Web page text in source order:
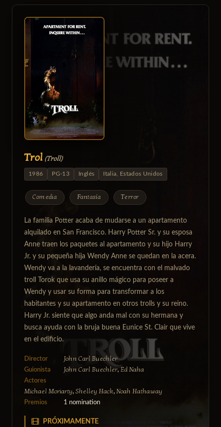
Trol (Troll)
1986 PG-13 Inglés Italia, Estados Unidos
Comedia Fantasía Terror
La familia Potter acaba de mudarse a un apartamento
alquilado en San Francisco. Harry Potter Sr. y su esposa
Anne traen los paquetes al apartamento y su hijo Harry
Jr. y su pequeña hija Wendy Anne se quedan en la acera.
Wendy va a la lavandería, se encuentra con el malvado
troll Torok que usa su anillo mágico para poseer a
Wendy y usar su forma para transformar a los
habitantes y su apartamento en otros trolls y su reino.
Harry Jr. siente que algo anda mal con su hermana y
busca ayuda con la bruja buena Eunice St. Clair que vive
en el edificio.
Director John Carl Buechler
Guionista John Carl Buechler, Ed Naha
Actores
Michael Moriarty, Shelley Hack, Noah Hathaway
Premios 1 nomination
PRÓXIMAMENTE